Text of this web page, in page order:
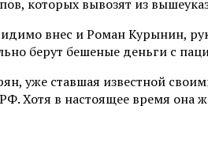
которых вывозят из
внес и Роман Курынин,
берут бешеные деньги с
уже ставшая известной
Хотя в настоящее время